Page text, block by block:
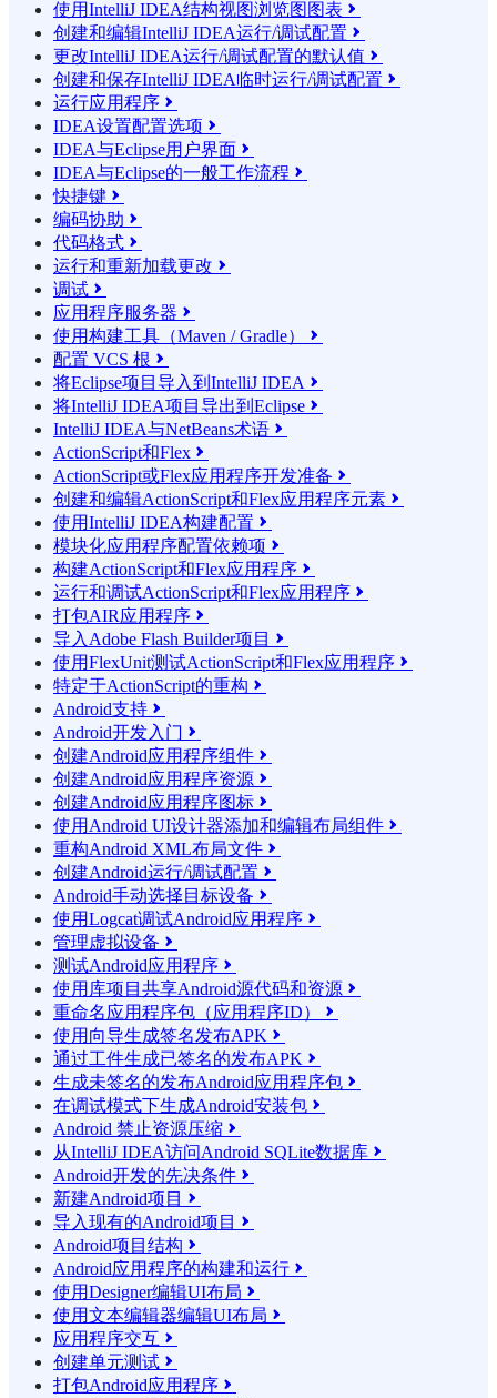
使用IntelliJ IDEA结构视图浏览图图表 
创建和编辑IntelliJ IDEA运行/调试配置 
更改IntelliJ IDEA运行/调试配置的默认值 
创建和保存IntelliJ IDEA临时运行/调试配置 
运行应用程序 
IDEA设置配置选项 
IDEA与Eclipse用户界面 
IDEA与Eclipse的一般工作流程 
快捷键 
编码协助 
代码格式 
运行和重新加载更改 
调试 
应用程序服务器 
使用构建工具（Maven / Gradle） 
配置 VCS 根 
将Eclipse项目导入到IntelliJ IDEA 
将IntelliJ IDEA项目导出到Eclipse 
IntelliJ IDEA与NetBeans术语 
ActionScript和Flex 
ActionScript或Flex应用程序开发准备 
创建和编辑ActionScript和Flex应用程序元素 
使用IntelliJ IDEA构建配置 
模块化应用程序配置依赖项 
构建ActionScript和Flex应用程序 
运行和调试ActionScript和Flex应用程序 
打包AIR应用程序 
导入Adobe Flash Builder项目 
使用FlexUnit测试ActionScript和Flex应用程序 
特定于ActionScript的重构 
Android支持 
Android开发入门 
创建Android应用程序组件 
创建Android应用程序资源 
创建Android应用程序图标 
使用Android UI设计器添加和编辑布局组件 
重构Android XML布局文件 
创建Android运行/调试配置 
Android手动选择目标设备 
使用Logcat调试Android应用程序 
管理虚拟设备 
测试Android应用程序 
使用库项目共享Android源代码和资源 
重命名应用程序包（应用程序ID） 
使用向导生成签名发布APK 
通过工件生成已签名的发布APK 
生成未签名的发布Android应用程序包 
在调试模式下生成Android安装包 
Android 禁止资源压缩 
从IntelliJ IDEA访问Android SQLite数据库 
Android开发的先决条件 
新建Android项目 
导入现有的Android项目 
Android项目结构 
Android应用程序的构建和运行 
使用Designer编辑UI布局 
使用文本编辑器编辑UI布局 
应用程序交互 
创建单元测试 
打包Android应用程序 